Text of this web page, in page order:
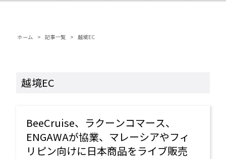
パンくず
ホーム 記事一覧 越境EC
越境EC
BeeCruise、ラクーンコマース、
ENGAWAが協業、マレーシアやフィ
リピン向けに日本商品をライブ販売